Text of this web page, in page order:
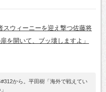
スウィーニーを迎え撃つ佐藤将
を開いて、ブッ壊しますよ」
から。平田樹「海外で戦えてい